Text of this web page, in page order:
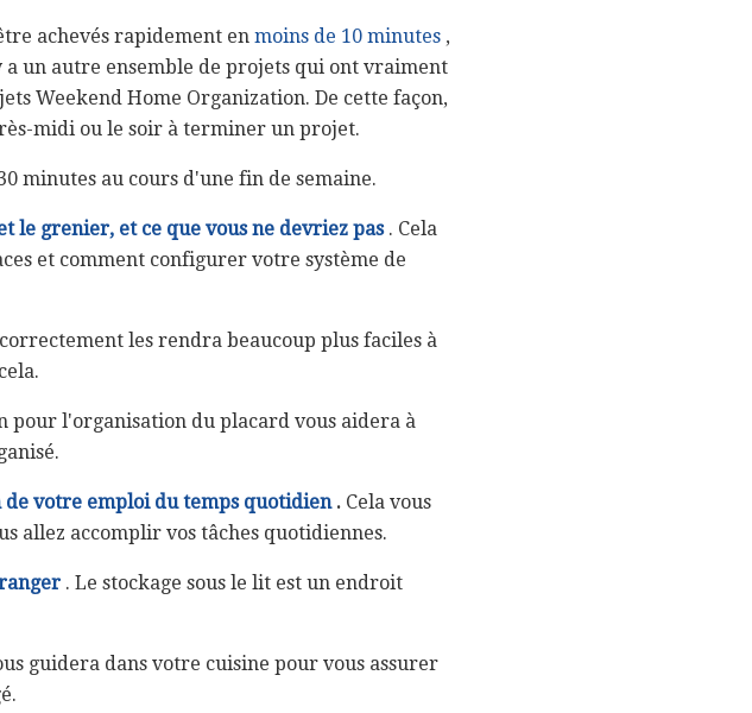
achevés rapidement en moins de 10 minutes ,
un autre ensemble de projets qui ont vraiment
Weekend Home Organization. De cette façon,
midi ou le soir à terminer un projet.
minutes au cours d'une fin de semaine.
le grenier, et ce que vous ne devriez pas. Cela
et comment configurer votre système de
les rendra beaucoup plus faciles à
pour l'organisation du placard vous aidera à
votre emploi du temps quotidien . Cela vous
allez accomplir vos tâches quotidiennes.
. Le stockage sous le lit est un endroit
guidera dans votre cuisine pour vous assurer